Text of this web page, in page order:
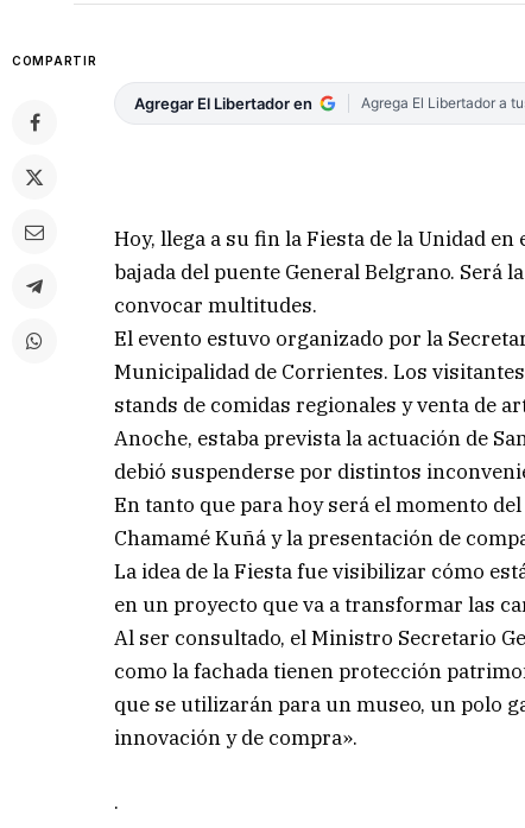
COMPARTIR
Agregar El Libertador en Agrega El Libertador a
Hoy, llega a su fin la Fiesta de la Unidad
bajada del puente General Belgrano.
convocar multitudes.
El evento estuvo organizado por la
Municipalidad de Corrientes. Los
stands de comidas regionales y venta de
Anoche, estaba prevista la actuación de
debió suspenderse por distintos
En tanto que para hoy será el momento
Chamamé Kuñá y la presentación de
La idea de la Fiesta fue visibilizar cómo
en un proyecto que va a transformar las
Al ser consultado, el Ministro Secretario
como la fachada tienen protección
que se utilizarán para un museo, un polo
innovación y de compra».
.